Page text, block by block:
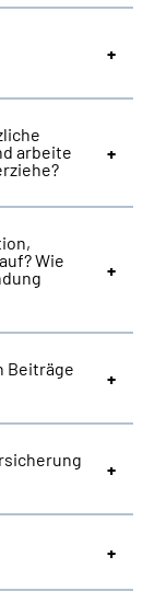
arbeite
Wie
Beiträge